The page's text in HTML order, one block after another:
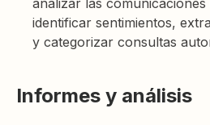
analizar las
identificar sentimientos,
y categorizar consultas
Informes y análisis